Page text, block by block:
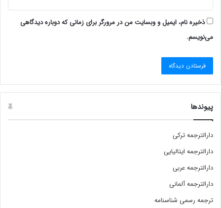
ذخیره نام، ایمیل و وبسایت من در مرورگر برای زمانی که دوباره دیدگاهی
می‌نویسم.
پیوندها
دارالترجمه ترکی
دارالترجمه ایتالیایی
دارالترجمه عربی
دارالترجمه آلمانی
ترجمه رسمی شناسنامه